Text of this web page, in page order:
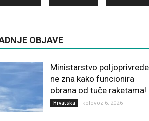
OBJAVE
Ministarstvo poljoprivrede
ne zna kako funcionira
obrana od tuče raketama!
Hrvatska kolovoz 6, 2026